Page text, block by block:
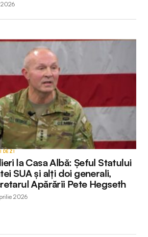
DE ZI
la Casa Albă: Șeful Statului
SUA și alți doi generali,
Apărării Pete Hegseth
2026